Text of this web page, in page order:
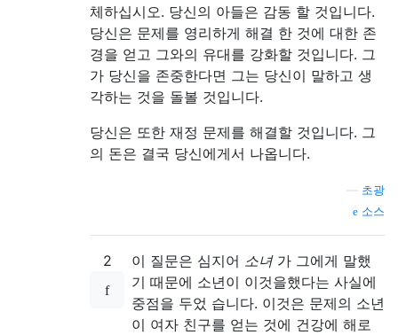
체하십시오. 당신의 아들은 감동 할 것입니다.
당신은 문제를 영리하게 해결 한 것에 대한 존
경을 얻고 그와의 유대를 강화할 것입니다. 그
가 당신을 존중한다면 그는 당신이 말하고 생
각하는 것을 돌볼 것입니다.
당신은 또한 재정 문제를 해결할 것입니다. 그
의 돈은 결국 당신에게서 나옵니다.
초광
소스
2 이 질문은 심지어 소녀가 그에게 말했
기 때문에 소년이 이것을했다는 사실에
중점을 두었 습니다. 이것은 문제의 소년
이 여자 친구를 얻는 것에 건강에 해로